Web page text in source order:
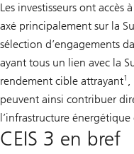
Les investisseurs ont
axé principalement sur la
sélection d’engagements
ayant tous un lien avec la
rendement cible attrayant1 ,
peuvent ainsi contribuer
l’infrastructure
CEIS 3 en bref